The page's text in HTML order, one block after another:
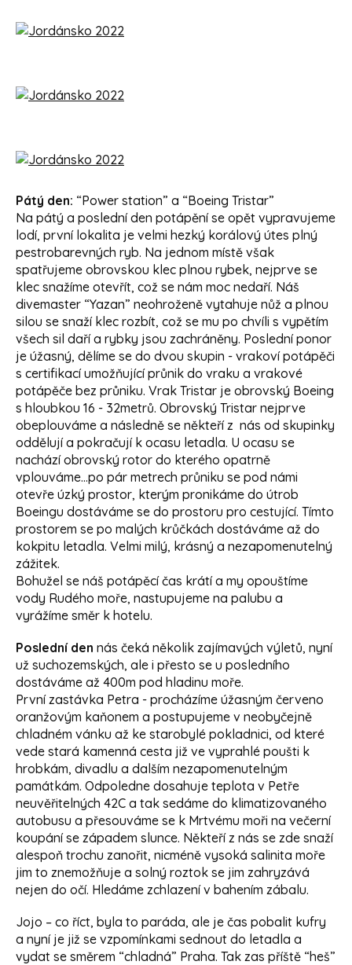
Pátý den: “Power station” a “Boeing Tristar”
Na pátý a poslední den potápění se opět vypravujeme
lodí, první lokalita je velmi hezký korálový útes plný
pestrobarevných ryb. Na jednom místě však
spatřujeme obrovskou klec plnou rybek, nejprve se
klec snažíme otevřít, což se nám moc nedaří. Náš
divemaster “Yazan” neohroženě vytahuje nůž a plnou
silou se snaží klec rozbít, což se mu po chvíli s vypětím
všech sil daří a rybky jsou zachráněny. Poslední ponor
je úžasný, dělíme se do dvou skupin - vrakoví potápěči
s certifikací umožňující průnik do vraku a vrakové
potápěče bez průniku. Vrak Tristar je obrovský Boeing
s hloubkou 16 - 32metrů. Obrovský Tristar nejprve
obeplouváme a následně se někteří z nás od skupinky
oddělují a pokračují k ocasu letadla. U ocasu se
nachází obrovský rotor do kterého opatrně
vplouváme...po pár metrech průniku se pod námi
otevře úzký prostor, kterým pronikáme do útrob
Boeingu dostáváme se do prostoru pro cestující. Tímto
prostorem se po malých krůčkách dostáváme až do
kokpitu letadla. Velmi milý, krásný a nezapomenutelný
zážitek.
Bohužel se náš potápěcí čas krátí a my opouštíme
vody Rudého moře, nastupujeme na palubu a
vyrážíme směr k hotelu.
Poslední den nás čeká několik zajímavých výletů, nyní
už suchozemských, ale i přesto se u posledního
dostáváme až 400m pod hladinu moře.
První zastávka Petra - procházíme úžasným červeno
oranžovým kaňonem a postupujeme v neobyčejně
chladném vánku až ke starobylé pokladnici, od které
vede stará kamenná cesta již ve vyprahlé poušti k
hrobkám, divadlu a dalším nezapomenutelným
památkám. Odpoledne dosahuje teplota v Petře
neuvěřitelných 42C a tak sedáme do klimatizovaného
autobusu a přesouváme se k Mrtvému moři na večerní
koupání se západem slunce. Někteří z nás se zde snaží
alespoň trochu zanořit, nicméně vysoká salinita moře
jim to znemožňuje a solný roztok se jim zahryzává
nejen do očí. Hledáme zchlazení v bahením zábalu.
Jojo – co říct, byla to paráda, ale je čas pobalit kufry
a nyní je již se vzpomínkami sednout do letadla a
vydat se směrem “chladná” Praha. Tak zas příště “heš”